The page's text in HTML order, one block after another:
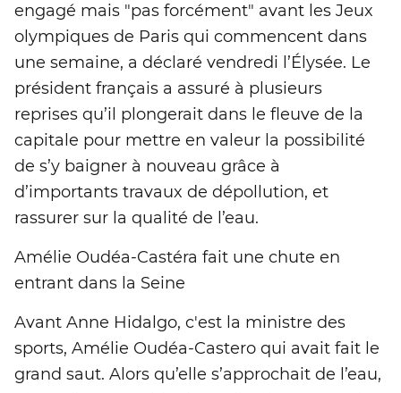
engagé mais "pas forcément" avant les Jeux
olympiques de Paris qui commencent dans
une semaine, a déclaré vendredi l’Élysée. Le
président français a assuré à plusieurs
reprises qu’il plongerait dans le fleuve de la
capitale pour mettre en valeur la possibilité
de s’y baigner à nouveau grâce à
d’importants travaux de dépollution, et
rassurer sur la qualité de l’eau.
Amélie Oudéa-Castéra fait une chute en
entrant dans la Seine
Avant Anne Hidalgo, c'est la ministre des
sports, Amélie Oudéa-Castero qui avait fait le
grand saut. Alors qu’elle s’approchait de l’eau,